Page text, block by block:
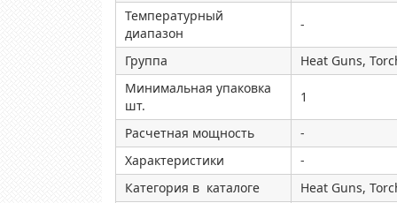
Температурный
диапазон
-
Группа
Heat Guns,
Минимальная упаковка
шт.
1
Расчетная мощность
-
Характеристики
-
Категория в каталоге
Heat Guns,